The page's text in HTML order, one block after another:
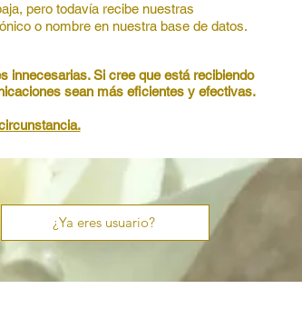
pero todavía recibe nuestras
o nombre en nuestra base de datos.
innecesarias. Si cree que está recibiendo
sean más eficientes y efectivas.
¿Ya eres usuario?